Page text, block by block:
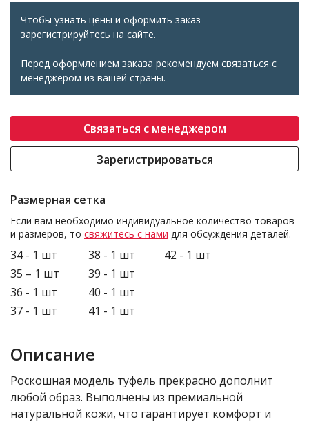
Чтобы узнать цены и оформить заказ —
зарегистрируйтесь на сайте.
Перед оформлением заказа рекомендуем связаться с
менеджером из вашей страны.
Связаться с менеджером
Зарегистрироваться
Размерная сетка
Если вам необходимо индивидуальное количество товаров
и размеров, то свяжитесь с нами для обсуждения деталей.
34 - 1 шт
35 – 1 шт
36 - 1 шт
37 - 1 шт
38 - 1 шт
39 - 1 шт
40 - 1 шт
41 - 1 шт
42 - 1 шт
Описание
Роскошная модель туфель прекрасно дополнит
любой образ. Выполнены из премиальной
натуральной кожи, что гарантирует комфорт и